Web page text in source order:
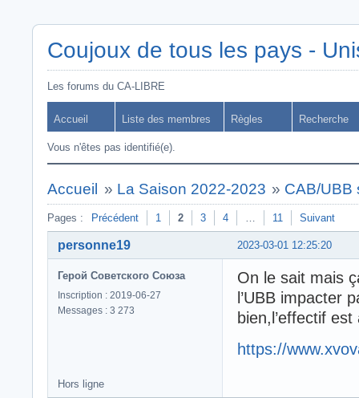
Coujoux de tous les pays -
Les forums du CA-LIBRE
Accueil Liste des membres Règles Recherche
Vous n'êtes pas identifié(e).
Accueil » La Saison 2022-2023 » CAB/UBB
Pages : Précédent 1 2 3 4 … 11 Suivant
2023-03-01 12:25:20
personne19
Герой Советского Союза
Inscription : 2019-06-27
Messages : 3 273
On le sait mais
l’UBB impacter
bien,l’effectif
https://
Hors ligne